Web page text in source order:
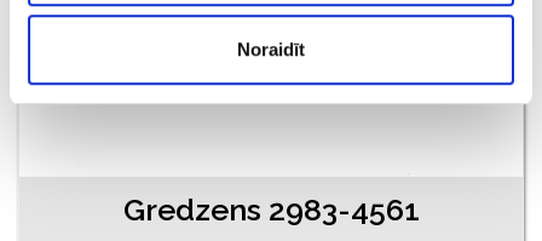
Noraidīt
Gredzens 2983-4561